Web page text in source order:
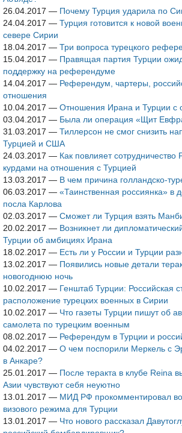
26.04.2017 — Почему Турция ударила по
24.04.2017 — Турция готовится к новой
севере Сирии
18.04.2017 — Три вопроса турецкого
15.04.2017 — Правящая партия Турции
поддержку на референдуме
14.04.2017 — Референдум, чартеры,
отношения
10.04.2017 — Отношения Ирана и Турции с
03.04.2017 — Была ли операция «Щит
31.03.2017 — Тиллерсон не смог снизить
Турцией и США
24.03.2017 — Как повлияет
курдами на отношения с Турцией
13.03.2017 — В чем причина голландско-
06.03.2017 — «Таинственная россиянка» в
посла Карлова
02.03.2017 — Сможет ли Турция взять
20.02.2017 — Возникнет ли
Турции об амбициях Ирана
18.02.2017 — Есть ли у России и Турции
13.02.2017 — Появились новые детали
новогоднюю ночь
10.02.2017 — Генштаб Турции: Российская
расположение турецких военных в Сирии
10.02.2017 — Что газеты Турции пишут об
самолета по турецким военным
08.02.2017 — Референдум в Турции и
04.02.2017 — О чем поспорили Меркель с
в Анкаре?
25.01.2017 — После теракта в клубе Reina
Азии чувствуют себя неуютно
13.01.2017 — МИД РФ прокомментировал
визового режима для Турции
13.01.2017 — Что нового рассказал